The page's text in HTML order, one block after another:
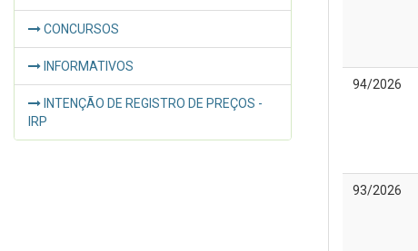
CONCURSOS
INFORMATIVOS
INTENÇÃO DE REGISTRO DE PREÇOS -
IRP
94/2026
93/2026